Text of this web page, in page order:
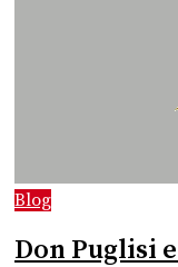
Blog
Don Puglisi